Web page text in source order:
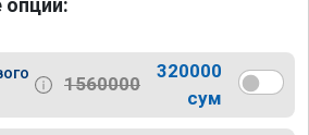
1560000
320000
сум